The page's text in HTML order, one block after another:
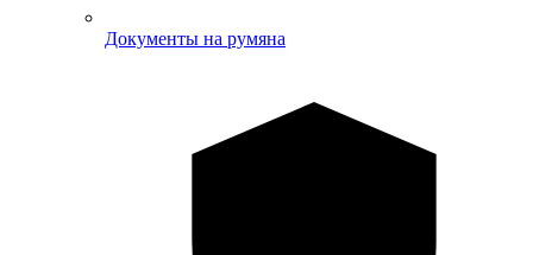
Документы на румяна